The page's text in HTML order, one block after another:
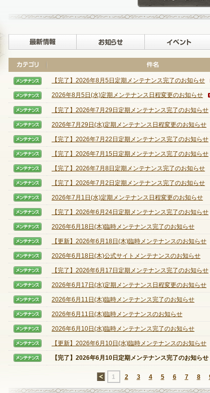
NEXON ID登録
ゲームダウンロード
NEXONポイントチャージ
定期メンテナンス
毎週水曜日 10:30～14:00
※メンテナンス中はゲームをプレイできません。
最新情報 お知らせ
【メンテナンス】
【完了】2026年8月5日定期メンテナンス完了のお知らせ
【メンテナンス】
2026年8月5日(水)定期メンテナンス日程変更のお知らせ
【メンテナンス】
【完了】2026年7月29日定期メンテナンス完了のお知らせ
【メンテナンス】
2026年7月29日(水)定期メンテナンス日程変更のお知らせ
【メンテナンス】
【完了】2026年7月22日定期メンテナンス完了のお知らせ
【メンテナンス】
【完了】2026年7月15日定期メンテナンス完了のお知らせ
【メンテナンス】
【完了】2026年7月8日定期メンテナンス完了のお知らせ
【メンテナンス】
【完了】2026年7月2日定期メンテナンス完了のお知らせ
【メンテナンス】
2026年7月1日(水)定期メンテナンス日程変更のお知らせ
【メンテナンス】
【完了】2026年6月24日定期メンテナンス完了のお知らせ
【メンテナンス】
2026年6月18日(木)臨時メンテナンス完了のお知らせ
【メンテナンス】
【更新】2026年6月18日(木)臨時メンテナンスのお知らせ
【メンテナンス】
2026年6月18日(木)公式サイトメンテナンスのお知らせ
【メンテナンス】
【完了】2026年6月17日定期メンテナンス完了のお知らせ
【メンテナンス】
2026年6月17日(水)定期メンテナンス日程変更のお知らせ
【メンテナンス】
2026年6月11日(木)臨時メンテナンス完了のお知らせ
【メンテナンス】
2026年6月11日(木)臨時メンテナンスのお知らせ
【メンテナンス】
2026年6月10日(水)臨時メンテナンス完了のお知らせ
【メンテナンス】
【更新】2026年6月10日(水)臨時メンテナンスのお知らせ
【メンテナンス】
【完了】2026年6月10日定期メンテナンス完了のお知らせ
←1 2 3 4 5 6 7 8